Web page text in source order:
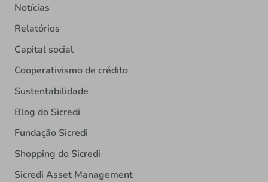
Notícias
Relatórios
Capital social
Cooperativismo de crédito
Sustentabilidade
Blog do Sicredi
Fundação Sicredi
Shopping do Sicredi
Sicredi Asset Management